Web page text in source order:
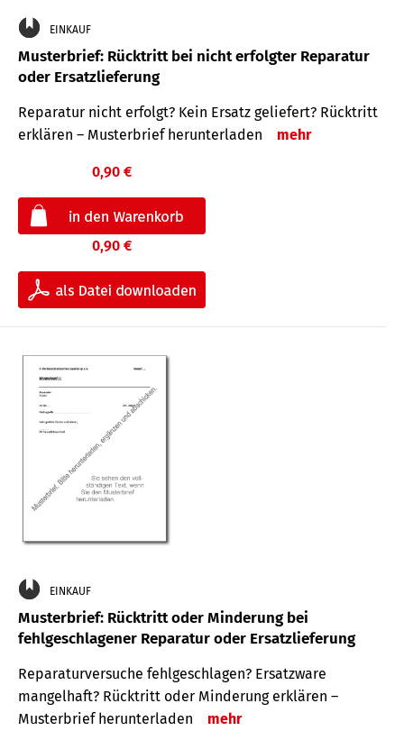
EINKAUF
Musterbrief: Rücktritt bei nicht erfolgter Reparatur
oder Ersatzlieferung
Reparatur nicht erfolgt? Kein Ersatz geliefert? Rücktritt
erklären – Musterbrief herunterladen
mehr
0,90 €
0,90 €
EINKAUF
Musterbrief: Rücktritt oder Minderung bei
fehlgeschlagener Reparatur oder Ersatzlieferung
Reparaturversuche fehlgeschlagen? Ersatzware
mangelhaft? Rücktritt oder Minderung erklären –
Musterbrief herunterladen
mehr